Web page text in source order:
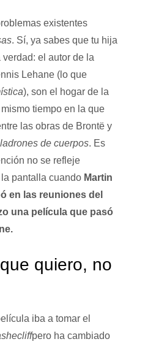
existentes
. Sí, ya sabes que tu hija
el autor de la
Lehane (lo que
), son el hogar de la
tiempo en la que
las obras de Brontë y
de cuerpos. Es
no se refleje
pantalla cuando Martin
en las reuniones del
una película que pasó
quiero, no
iba a tomar el
pero ha cambiado